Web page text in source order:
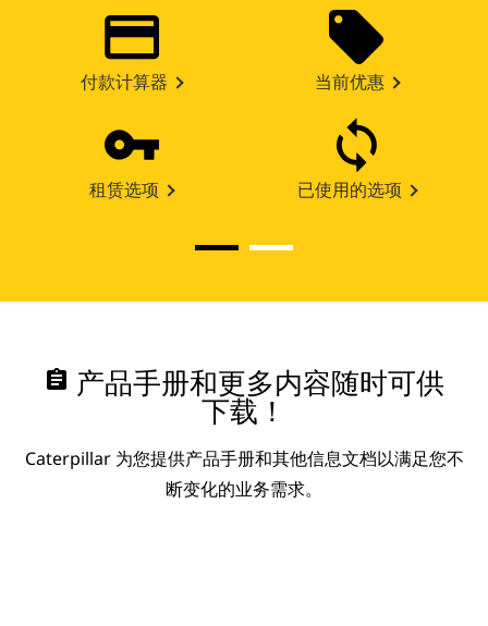
付款计算器 当前优惠
租赁选项 已使用的选项
assignment 产品手册和更多内容随时可供
下载！
Caterpillar 为您提供产品手册和其他信息文档以满足您不
断变化的业务需求。